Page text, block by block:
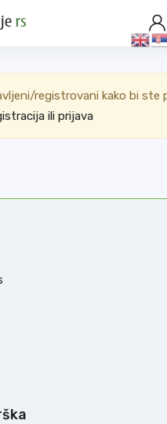
registrovani kako bi ste
ili prijava